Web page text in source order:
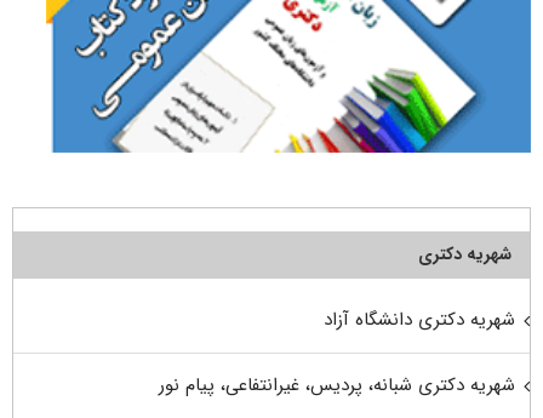
شهریه دکتری
شهریه دکتری دانشگاه آزاد
شهریه دکتری شبانه، پردیس، غیرانتفاعی، پیام نور